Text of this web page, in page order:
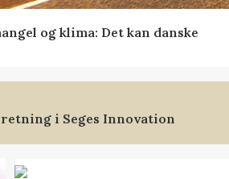
og klima: Det kan danske
i Seges Innovation